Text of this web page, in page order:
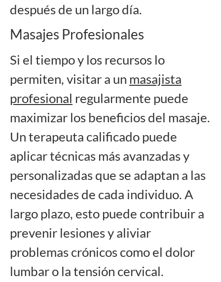
después de un largo día.
Masajes Profesionales
Si el tiempo y los recursos lo
permiten, visitar a un masajista
profesional regularmente puede
maximizar los beneficios del masaje.
Un terapeuta calificado puede
aplicar técnicas más avanzadas y
personalizadas que se adaptan a las
necesidades de cada individuo. A
largo plazo, esto puede contribuir a
prevenir lesiones y aliviar
problemas crónicos como el dolor
lumbar o la tensión cervical.